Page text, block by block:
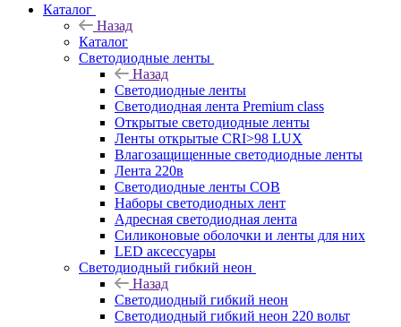
Каталог
Назад
Каталог
Светодиодные ленты
Назад
Светодиодные ленты
Светодиодная лента Premium class
Открытые светодиодные ленты
Ленты открытые CRI>98 LUX
Влагозащищенные светодиодные ленты
Лента 220в
Светодиодные ленты COB
Наборы светодиодных лент
Адресная светодиодная лента
Силиконовые оболочки и ленты для них
LED аксессуары
Светодиодный гибкий неон
Назад
Светодиодный гибкий неон
Светодиодный гибкий неон 220 вольт